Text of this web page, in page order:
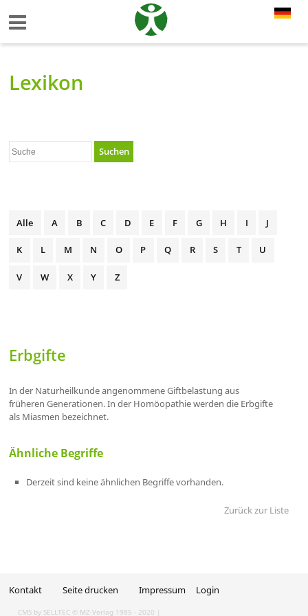
Lexikon
Suchen
Alle A B C D E F G H I J
K L M N O P Q R S T U
V W X Y Z
Erbgifte
In der Naturheilkunde angenommene Giftbelastung aus
früheren Generationen. In der Homöopathie werden die Erbgifte
als Miasmen bezeichnet.
Ähnliche Begriffe
Derzeit sind keine ähnlichen Begriffe vorhanden.
Zurück zur Liste
Kontakt Seite drucken Impressum Login
CMS by SELLTEC © MZ-Verlag 1985 - 2020 |